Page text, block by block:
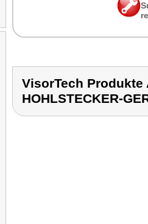
VisorTech Produkte
HOHLSTECKER-